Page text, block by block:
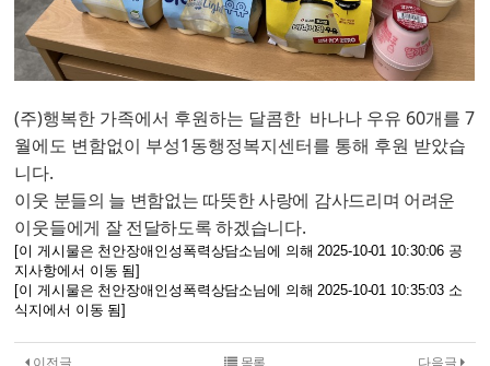
(주)​행복한 가족에서 후원하는 달콤한 바나나 우유 60개를 7
월에도 변함없이 부성1동행정복지센터를 통해 후원 받았습
니다.
이웃 분들의 늘 변함없는 따뜻한 사랑에 감사드리며 어려운
이웃들에게 잘 전달하도록 하겠습니다.
[이 게시물은 천안장애인성폭력상담소님에 의해 2025-10-01 10:30:06 공
지사항에서 이동 됨]
[이 게시물은 천안장애인성폭력상담소님에 의해 2025-10-01 10:35:03 소
식지에서 이동 됨]
이전글 다음글
목록